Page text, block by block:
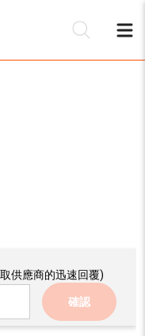
供應商的迅速回覆)
確認